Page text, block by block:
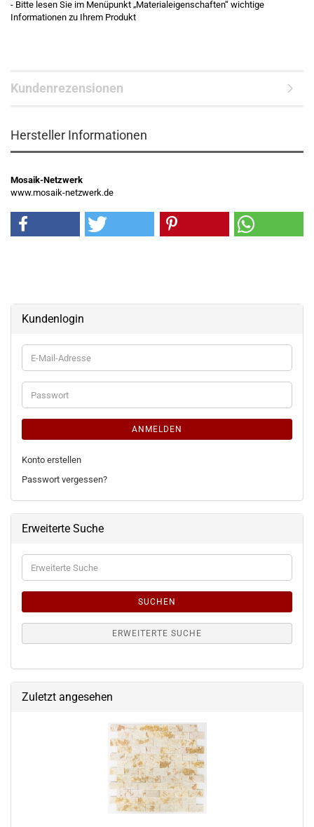
- Bitte lesen Sie im Menüpunkt „Materialeigenschaften“ wichtige
Informationen zu Ihrem Produkt
Kundenrezensionen
Hersteller Informationen
Mosaik-Netzwerk
www.mosaik-netzwerk.de
Kundenlogin
E-
Mail-
Adresse
Passwort
ANMELDEN
Konto erstellen
Passwort vergessen?
Erweiterte Suche
Erweiterte
Suche
SUCHEN
ERWEITERTE SUCHE
Zuletzt angesehen